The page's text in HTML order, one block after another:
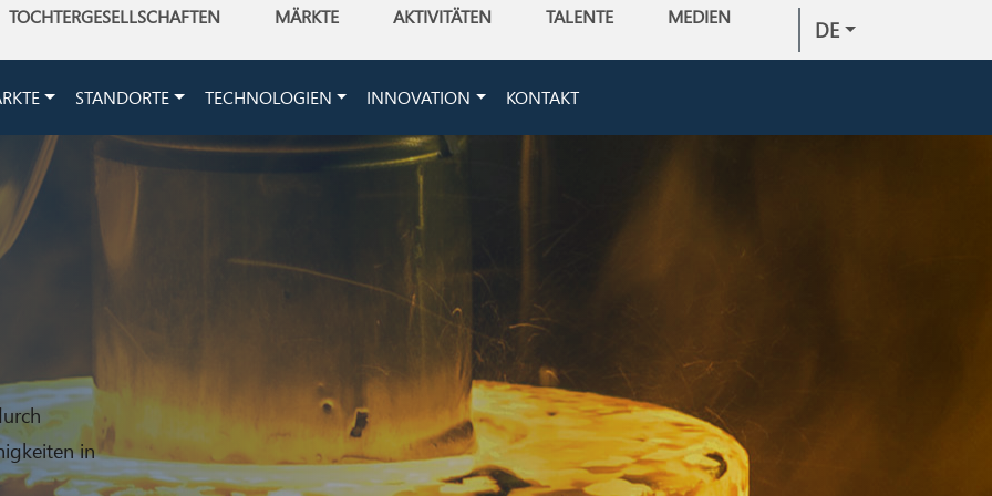
DE
TOCHTERGESELLSCHAFTEN MÄRKTE AKTIVITÄTEN TALENTE
MEDIEN
STANDORTE TECHNOLOGIEN INNOVATION KONTAKT
in